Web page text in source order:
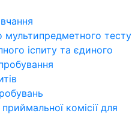
мультипредметного тесту
іспиту та єдиного
комісії для